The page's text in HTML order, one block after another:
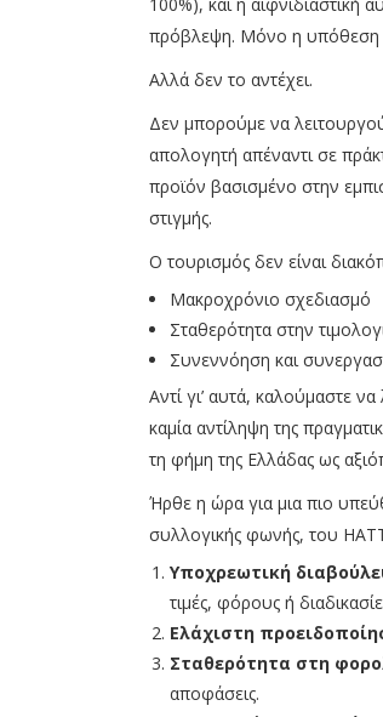
πρόβλεψη. Μόνο η υπόθεση
Αλλά δεν το αντέχει.
Δεν μπορούμε να
απολογητή απέναντι σε
προϊόν βασισμένο στην
στιγμής.
Ο τουρισμός δεν είναι
Μακροχρόνιο σχεδιασμό
Σταθερότητα στην
Συνεννόηση και
Αντί γι’ αυτά, καλούμαστε
καμία αντίληψη της
τη φήμη της Ελλάδας ως
Ήρθε η ώρα για μια πιο
συλλογικής φωνής, του
Υποχρεωτική
τιμές, φόρους ή
Ελάχιστη
Σταθερότητα στη
αποφάσεις.